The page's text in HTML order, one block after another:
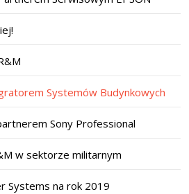
Systemów Budynkowych
Sony Professional
w sektorze militarnym
Systems na rok 2019